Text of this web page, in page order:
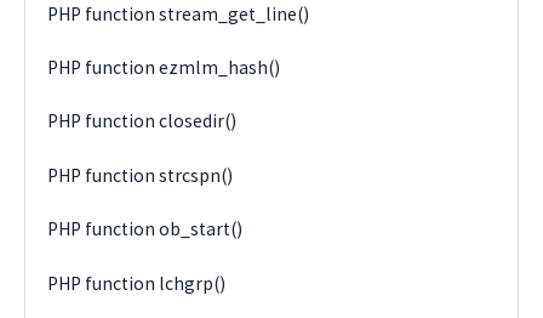
PHP function stream_get_line()
PHP function ezmlm_hash()
PHP function closedir()
PHP function strcspn()
PHP function ob_start()
PHP function lchgrp()